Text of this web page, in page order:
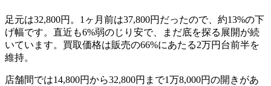
足元は32,800円。1ヶ月前は37,800円だったので、約13%の下
げ幅です。直近も6%弱のじり安で、まだ底を探る展開が続
いています。買取価格は販売の66%にあたる2万円台前半を
維持。
店舗間では14,800円から32,800円まで1万8,000円の開きがあ